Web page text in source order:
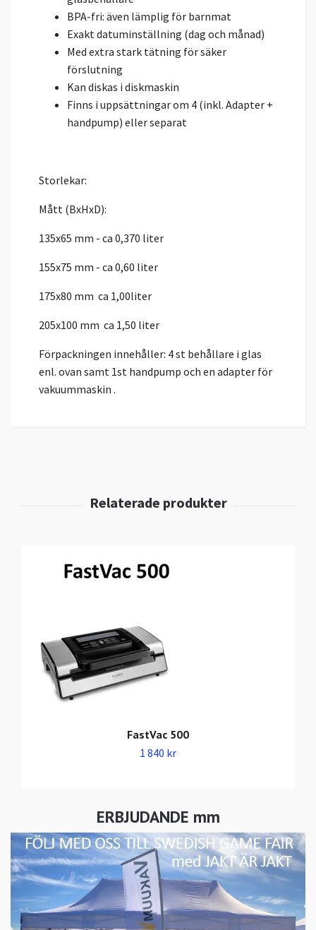
ERBJUDANDE mm
BPA-fri: även lämplig för barnmat
Exakt datuminställning (dag och månad)
Med extra stark tätning för säker
förslutning
Kan diskas i diskmaskin
Finns i uppsättningar om 4 (inkl. Adapter +
handpump) eller separat
Storlekar:
Mått (BxHxD):
135x65 mm - ca 0,370 liter
155x75 mm - ca 0,60 liter
175x80 mm ca 1,00liter
205x100 mm ca 1,50 liter
Förpackningen innehåller: 4 st behållare i glas
enl. ovan samt 1st handpump och en adapter för
vakuummaskin .
FastVac 500
1 840 kr